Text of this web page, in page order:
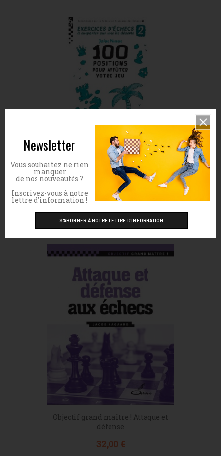
Exercices d'échecs à emporter sur
une île déserte - Tome 2
Prix
9,00 €
Objectif grand maître ! Attaque et
défense
Prix
32,00 €
Newsletter
Vous souhaitez ne rien
manquer
de nos nouveautés ?
Inscrivez-vous à notre
lettre d'information !